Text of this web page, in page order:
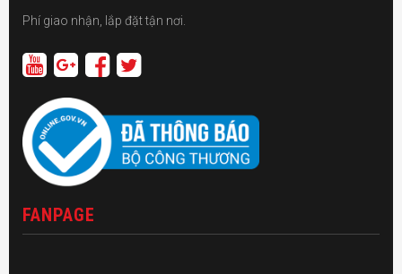
Phí giao nhận, lắp đặt tận nơi.
FANPAGE